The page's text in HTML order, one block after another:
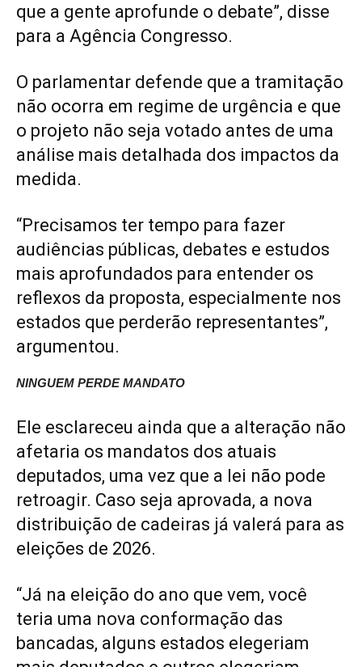
que a gente aprofunde o debate”, disse
para a Agência Congresso.
O parlamentar defende que a tramitação
não ocorra em regime de urgência e que
o projeto não seja votado antes de uma
análise mais detalhada dos impactos da
medida.
“Precisamos ter tempo para fazer
audiências públicas, debates e estudos
mais aprofundados para entender os
reflexos da proposta, especialmente nos
estados que perderão representantes”,
argumentou.
NINGUEM PERDE MANDATO
Ele esclareceu ainda que a alteração não
afetaria os mandatos dos atuais
deputados, uma vez que a lei não pode
retroagir. Caso seja aprovada, a nova
distribuição de cadeiras já valerá para as
eleições de 2026.
“Já na eleição do ano que vem, você
teria uma nova conformação das
bancadas, alguns estados elegeriam